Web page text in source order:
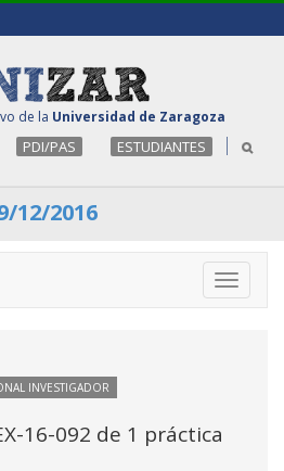
de la Universidad de Zaragoza
PDI/PAS ESTUDIANTES
12/2016
Toggle
INVESTIGADOR
16-092 de 1 práctica